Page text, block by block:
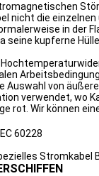
nicht die
in der
seine kupferne
Auswahl von
verwendet, wo
rot. Wir können
60228
Stromkabel